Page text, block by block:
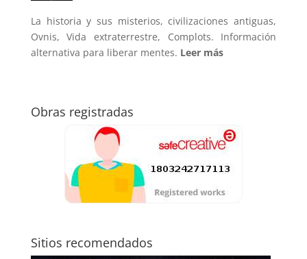
La historia y sus misterios, civilizaciones antiguas,
Ovnis, Vida extraterrestre, Complots. Información
alternativa para liberar mentes. Leer más
Obras registradas
Sitios recomendados